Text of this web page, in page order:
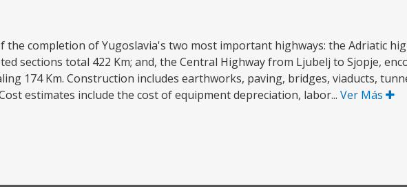
the completion of Yugoslavia's two most important highways: the Adriatic
sections total 422 Km; and, the Central Highway from Ljubelj to Sjopje,
174 Km. Construction includes earthworks, paving, bridges, viaducts,
estimates include the cost of equipment depreciation, labor... Ver Más